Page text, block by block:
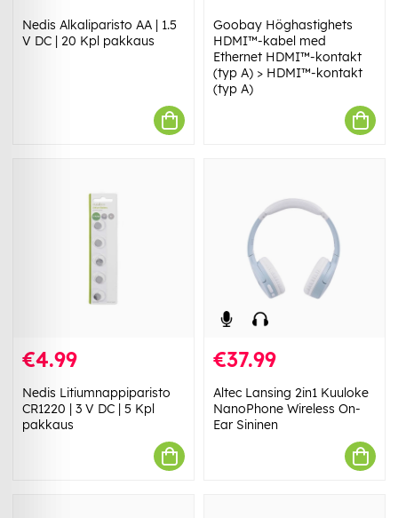
Nedis Alkaliparisto AA | 1.5
V DC | 20 Kpl pakkaus
Goobay Höghastighets
HDMI™-kabel med
Ethernet HDMI™-kontakt
(typ A) > HDMI™-kontakt
(typ A)
€4.99
Nedis Litiumnappiparisto
CR1220 | 3 V DC | 5 Kpl
pakkaus
€37.99
Altec Lansing 2in1 Kuuloke
NanoPhone Wireless On-
Ear Sininen